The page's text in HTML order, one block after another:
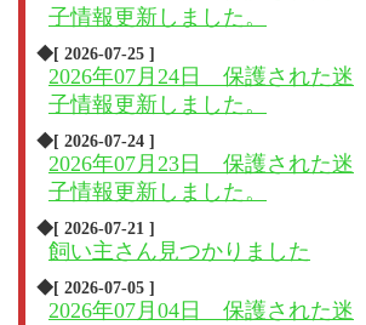
子情報更新しました。
◆[ 2026-07-25 ]
2026年07月24日 保護された迷
子情報更新しました。
◆[ 2026-07-24 ]
2026年07月23日 保護された迷
子情報更新しました。
◆[ 2026-07-21 ]
飼い主さん見つかりました
◆[ 2026-07-05 ]
2026年07月04日 保護された迷